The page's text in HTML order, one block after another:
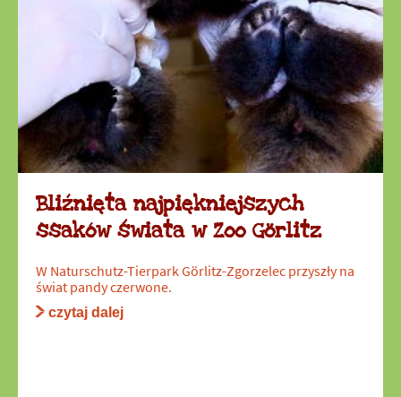
Bliźnięta najpiękniejszych
ssaków świata w Zoo Görlitz
W Naturschutz-Tierpark Görlitz-Zgorzelec przyszły na
świat pandy czerwone.
czytaj dalej